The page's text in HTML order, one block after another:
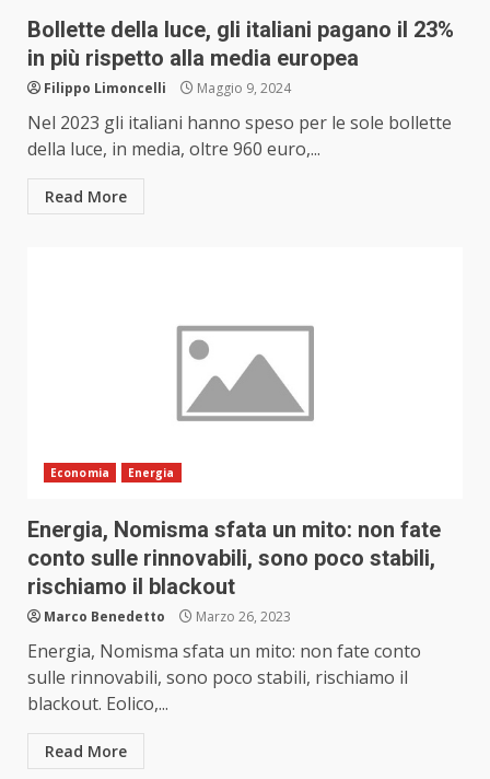
Bollette della luce, gli italiani pagano il 23%
in più rispetto alla media europea
Filippo Limoncelli Maggio 9, 2024
Nel 2023 gli italiani hanno speso per le sole bollette
della luce, in media, oltre 960 euro,...
Read More
Economia Energia
Energia, Nomisma sfata un mito: non fate
conto sulle rinnovabili, sono poco stabili,
rischiamo il blackout
Marco Benedetto Marzo 26, 2023
Energia, Nomisma sfata un mito: non fate conto
sulle rinnovabili, sono poco stabili, rischiamo il
blackout. Eolico,...
Read More